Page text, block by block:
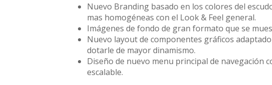
Nuevo Branding basado en los colores del
mas homogéneas con el Look & Feel general.
Imágenes de fondo de gran formato que se
Nuevo layout de componentes gráficos
dotarle de mayor dinamismo.
Diseño de nuevo menu principal de navegación
escalable.